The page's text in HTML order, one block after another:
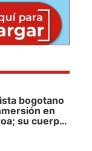
bogotano
en
su cuerpo